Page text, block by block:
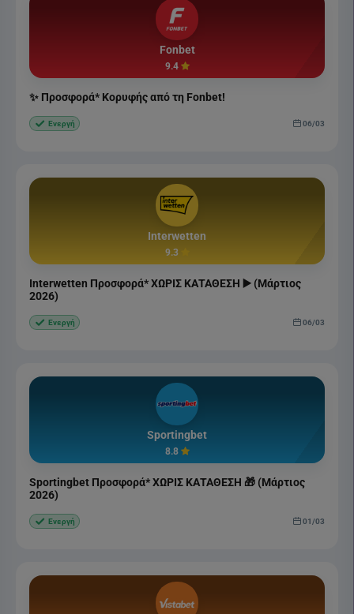
Fonbet
9.4
✨ Προσφορά* Κορυφής από τη Fonbet!
Ενεργή 06/03
Interwetten
9.3
Interwetten Προσφορά* ΧΩΡΙΣ ΚΑΤΑΘΕΣΗ ▶️ (Μάρτιος
2026)
Ενεργή 06/03
Sportingbet
8.8
Sportingbet Προσφορά* ΧΩΡΙΣ ΚΑΤΑΘΕΣΗ 🎁 (Μάρτιος
2026)
Ενεργή 01/03